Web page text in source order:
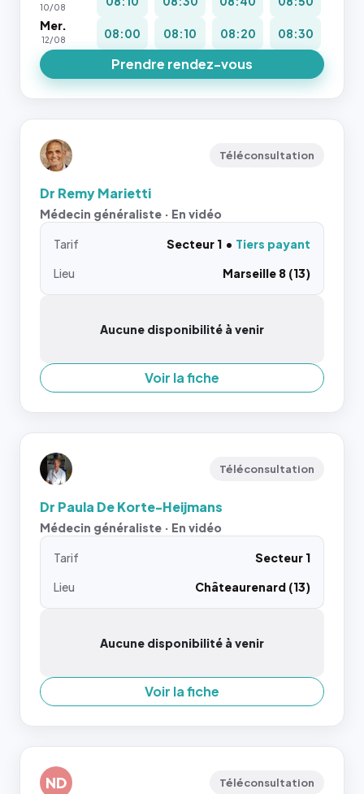
10/08
Mer.
12/08 08:00 08:10 08:20 08:30
Prendre rendez-vous
Téléconsultation
Dr Remy Marietti
Médecin généraliste · En vidéo
Tarif Secteur 1
Tiers payant
Lieu
Marseille 8 (13)
Aucune disponibilité à venir
Voir la fiche
Téléconsultation
Dr Paula De Korte-Heijmans
Médecin généraliste · En vidéo
Tarif
Secteur 1
Lieu
Châteaurenard (13)
Aucune disponibilité à venir
Voir la fiche
ND Téléconsultation